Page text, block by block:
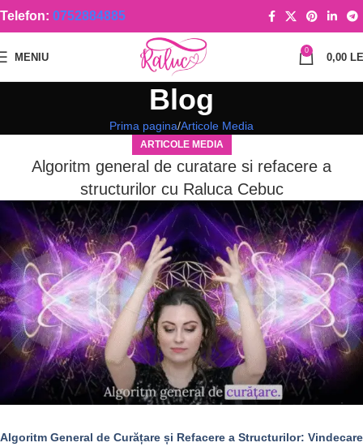
Telefon: 0752884885
MENIU
0
0,00
Blog
Prima pagina Articole Media
ARTICOLE MEDIA
Algoritm general de curatare si refacere a
structurilor cu Raluca Cebuc
Algoritm General de Curățare și Refacere a Structurilor: Vindecare